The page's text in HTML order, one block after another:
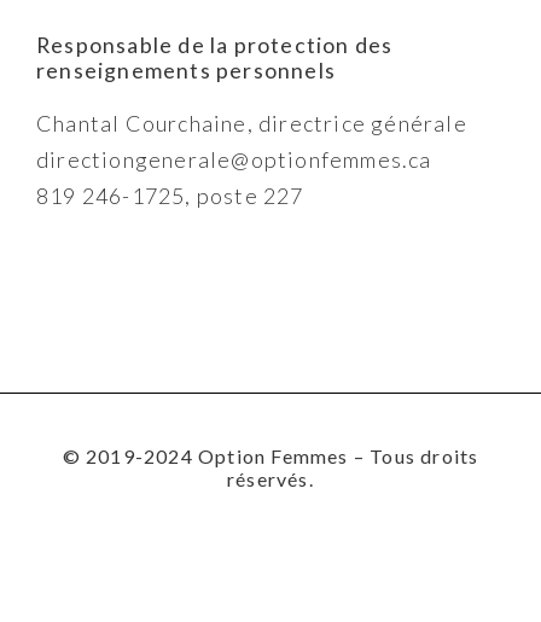
Responsable de la protection des
renseignements personnels
Chantal Courchaine, directrice générale
directiongenerale@optionfemmes.ca
819 246-1725, poste 227
© 2019-2024 Option Femmes – Tous droits
réservés.